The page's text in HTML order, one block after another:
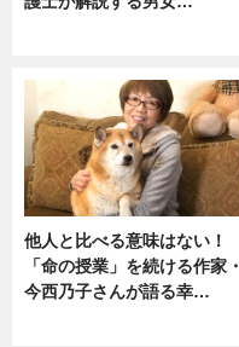
他人と比べる意味はない！
「命の授業」を続ける作家・
今西乃子さんが語る幸…